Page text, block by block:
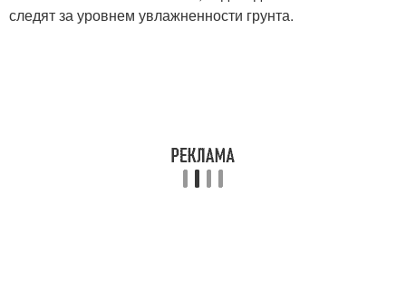
следят за уровнем увлажненности грунта.